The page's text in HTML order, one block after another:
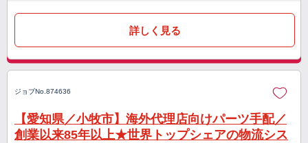
詳しく見る
ジョブNo.874636
【愛知県／小牧市】海外代理店向けパーツ手配／
創業以来85年以上★世界トップシェアの物流シス